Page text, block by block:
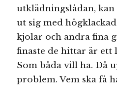
utklädningslådan, kan
ut sig med
kjolar och andra fina
finaste de hittar är ett
Som båda vill ha. Då
problem. Vem ska få